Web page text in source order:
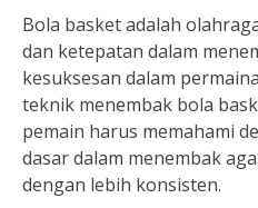
Bola basket adalah
dan ketepatan dalam
kesuksesan dalam
teknik menembak bola
pemain harus memahami
dasar dalam menembak
dengan lebih konsisten.